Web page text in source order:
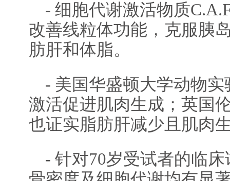
- 细胞代谢激活物质
改善线粒体功能，克服胰
肪肝和体脂。
- 美国华盛顿大学动物
激活促进肌肉生成；英国
也证实脂肪肝减少且肌肉
- 针对70岁受试者的临